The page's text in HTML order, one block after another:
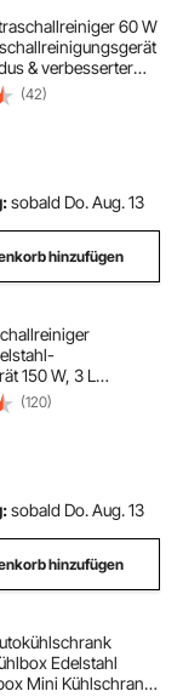
terrasse
60 W
& verbesserter
kHz industrieller
mit Heizung &
Uhren Schwarz
(42)
sobald Do. Aug. 13
hinzufügen
150 W, 3 L
mit
0-30 Min,
für Schmuck,
(120)
sobald Do. Aug. 13
hinzufügen
Edelstahl
Mini Kühlschrank